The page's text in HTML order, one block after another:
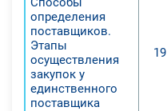
определения
поставщиков.
Этапы
осуществления
закупок у
единственного
поставщика
19